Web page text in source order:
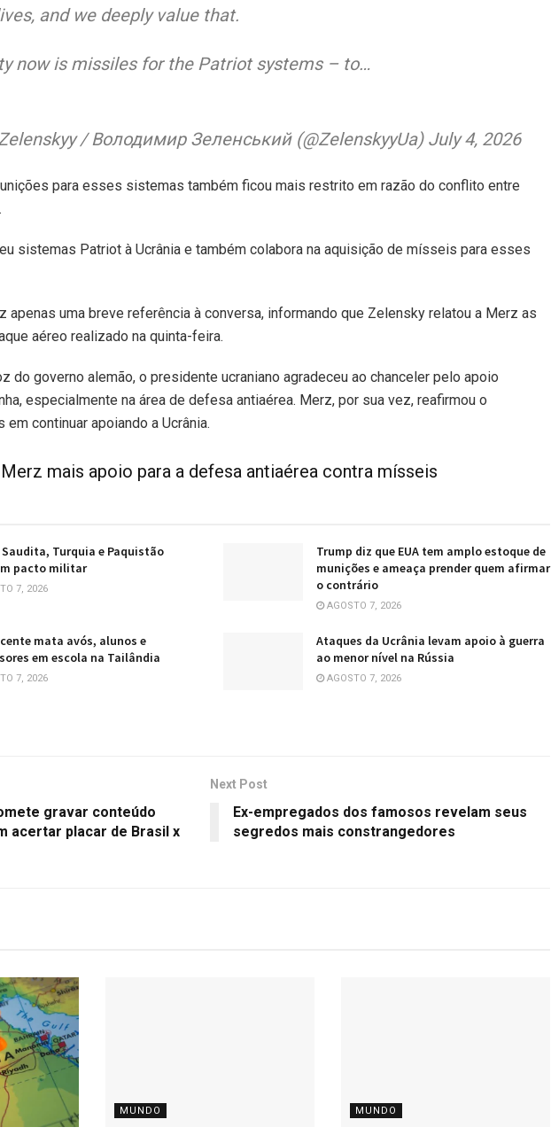
and we deeply value that.
now is missiles for the Patriot systems – to…
/ Володимир Зеленський (@ZelenskyyUa) July 4, 2026
para esses sistemas também ficou mais restrito em razão do conflito entre
sistemas Patriot à Ucrânia e também colabora na aquisição de mísseis para esses
apenas uma breve referência à conversa, informando que Zelensky relatou a Merz as
aéreo realizado na quinta-feira.
do governo alemão, o presidente ucraniano agradeceu ao chanceler pelo apoio
especialmente na área de defesa antiaérea. Merz, por sua vez, reafirmou o
continuar apoiando a Ucrânia.
mais apoio para a defesa antiaérea contra mísseis
Turquia e Paquistão
pacto militar
7, 2026
Trump diz que EUA tem amplo estoque de
munições e ameaça prender quem afirmar
o contrário
AGOSTO 7, 2026
mata avós, alunos e
em escola na Tailândia
7, 2026
Ataques da Ucrânia levam apoio à guerra
ao menor nível na Rússia
AGOSTO 7, 2026
gravar conteúdo
acertar placar de Brasil x
Next Post
Ex-empregados dos famosos revelam seus
segredos mais constrangedores
MUNDO MUNDO